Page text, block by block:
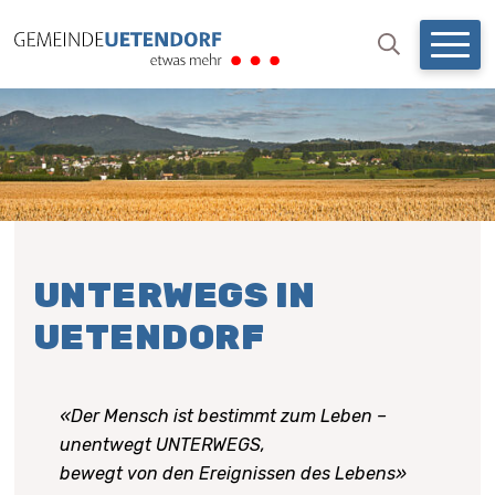
NAVIGIEREN IN
Suche starten
UNTERWEGS IN
UETENDORF
«Der Mensch ist bestimmt zum Leben –
unentwegt UNTERWEGS,
bewegt von den Ereignissen des Lebens»